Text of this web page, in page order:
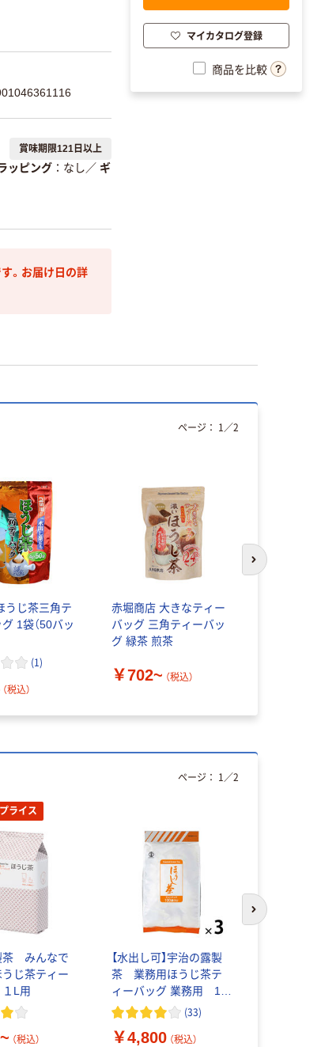
賞味期限121日以上
ッピング なし ／ ギ
。お届け日の詳
マイカタログ登録
商品を比較
うじ茶三角テ
1袋（50バッ
(1)
（税込）
赤堀商店 大きなティー
バッグ 三角ティーバッ
グ 緑茶 煎茶
￥702~ （税込）
ページ： 1 ／2
次のスライド
ライス
茶 みんなで
じ茶ティー
L用
（税込）
【水出し可】宇治の露製
茶 業務用ほうじ茶テ
ィーバッグ 業務用 1セ
ット（300バッグ：100バ
(33)
￥4,800 （税込）
ページ： 1 ／2
次のスライド